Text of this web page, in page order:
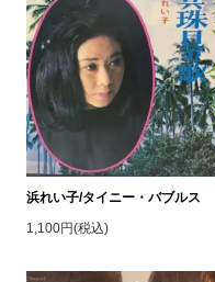
浜れい子/タイニー・バブルス
1,100円(税込)